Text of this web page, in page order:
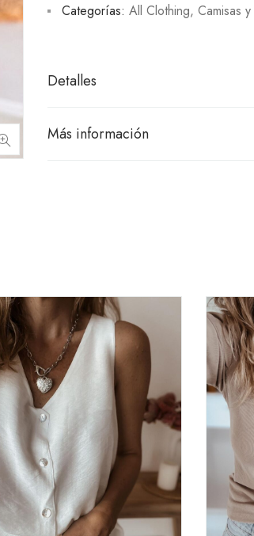
Categorías: All Clothing, Camisas
Detalles
Más información